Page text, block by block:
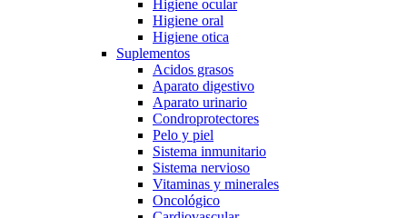
Higiene ocular
Higiene oral
Higiene otica
Suplementos
Acidos grasos
Aparato digestivo
Aparato urinario
Condroprotectores
Pelo y piel
Sistema inmunitario
Sistema nervioso
Vitaminas y minerales
Oncológico